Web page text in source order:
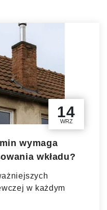
14
WRZ
wymaga
wkładu?
w każdym